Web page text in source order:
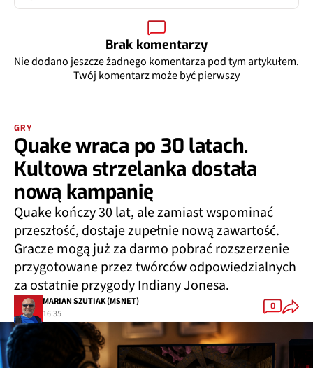
Brak komentarzy
Nie dodano jeszcze żadnego komentarza pod tym artykułem.
Twój komentarz może być pierwszy
GRY
Quake wraca po 30 latach.
Kultowa strzelanka dostała
nową kampanię
Quake kończy 30 lat, ale zamiast wspominać
przeszłość, dostaje zupełnie nową zawartość.
Gracze mogą już za darmo pobrać rozszerzenie
przygotowane przez twórców odpowiedzialnych
za ostatnie przygody Indiany Jonesa.
MARIAN SZUTIAK (MSNET)
16:35
0